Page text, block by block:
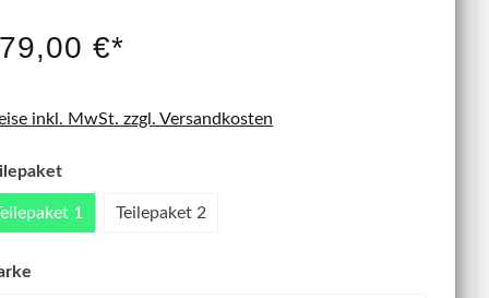
NEU €*
inkl. MwSt. zzgl. Versandkosten
1 Teilepaket 2